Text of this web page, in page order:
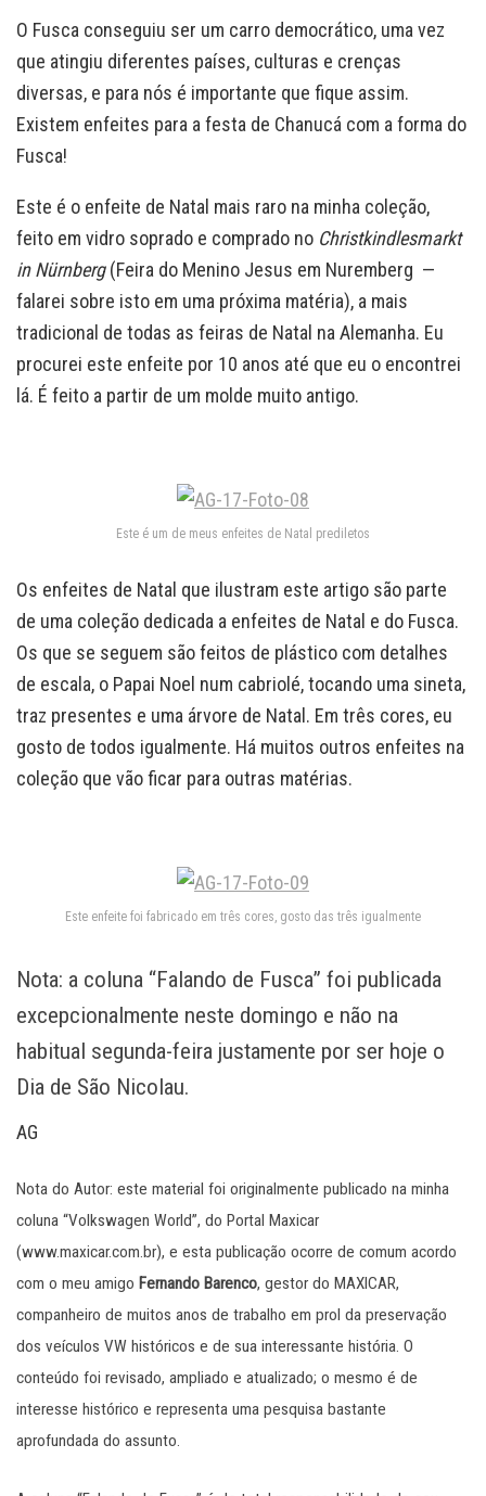
O Fusca conseguiu ser um carro democrático, uma vez
que atingiu diferentes países, culturas e crenças
diversas, e para nós é importante que fique assim.
Existem enfeites para a festa de Chanucá com a forma do
Fusca!
Este é o enfeite de Natal mais raro na minha coleção,
feito em vidro soprado e comprado no Christkindlesmarkt
in Nürnberg(Feira do Menino Jesus em Nuremberg —
falarei sobre isto em uma próxima matéria), a mais
tradicional de todas as feiras de Natal na Alemanha. Eu
procurei este enfeite por 10 anos até que eu o encontrei
lá. É feito a partir de um molde muito antigo.
Este é um de meus enfeites de Natal prediletos
Os enfeites de Natal que ilustram este artigo são parte
de uma coleção dedicada a enfeites de Natal e do Fusca.
Os que se seguem são feitos de plástico com detalhes
de escala, o Papai Noel num cabriolé, tocando uma sineta,
traz presentes e uma árvore de Natal. Em três cores, eu
gosto de todos igualmente. Há muitos outros enfeites na
coleção que vão ficar para outras matérias.
Este enfeite foi fabricado em três cores, gosto das três igualmente
Nota: a coluna “Falando de Fusca” foi publicada
excepcionalmente neste domingo e não na
habitual segunda-feira justamente por ser hoje o
Dia de São Nicolau.
AG
Nota do Autor: este material foi originalmente publicado na minha
coluna “Volkswagen World”, do Portal Maxicar
(www.maxicar.com.br), e esta publicação ocorre de comum acordo
com o meu amigo Fernando Barenco, gestor do MAXICAR,
companheiro de muitos anos de trabalho em prol da preservação
dos veículos VW históricos e de sua interessante história. O
conteúdo foi revisado, ampliado e atualizado; o mesmo é de
interesse histórico e representa uma pesquisa bastante
aprofundada do assunto.